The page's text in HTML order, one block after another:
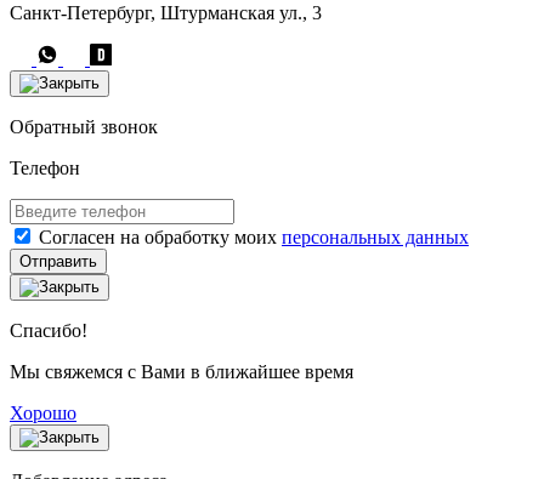
Санкт-Петербург, Штурманская ул., 3
Обратный звонок
Телефон
Согласен на обработку моих персональных данных
Отправить
Спасибо!
Мы свяжемся с Вами в ближайшее время
Хорошо